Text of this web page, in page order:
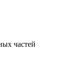
частей